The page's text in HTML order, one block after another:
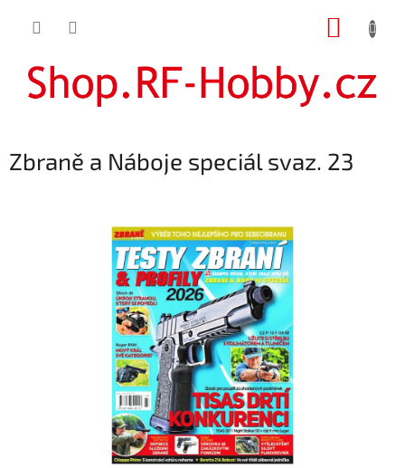
Zbraně a Náboje speciál svaz. 23